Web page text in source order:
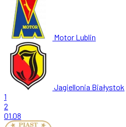
Motor Lublin
Jagiellonia Białystok
1
2
01.08